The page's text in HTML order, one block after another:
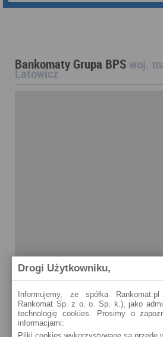
Bankomaty Grupa BPS woj.
Latowicz
Drogi Użytkowniku,
Informujemy, że spółka
Rankomat Sp. z o. o. Sp. k.), jako
technologię cookies. Prosimy o
informacjami: